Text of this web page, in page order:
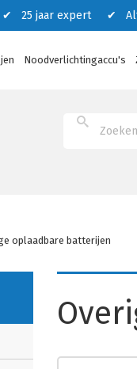
✔ 25 jaar expert ✔
Noodverlichtingaccu's
oplaadbare batterijen